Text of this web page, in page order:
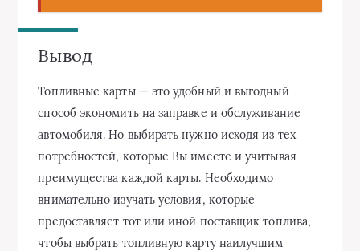
Вывод
Топливные карты — это удобный и выгодный
способ экономить на заправке и обслуживание
автомобиля. Но выбирать нужно исходя из тех
потребностей, которые Вы имеете и учитывая
преимущества каждой карты. Необходимо
внимательно изучать условия, которые
предоставляет тот или иной поставщик топлива,
чтобы выбрать топливную карту наилучшим